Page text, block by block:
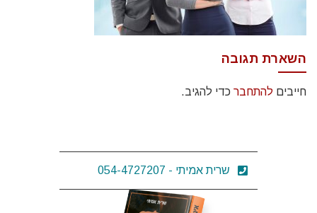
כדי להגיב.
שרית אמיתי - 054-4727207